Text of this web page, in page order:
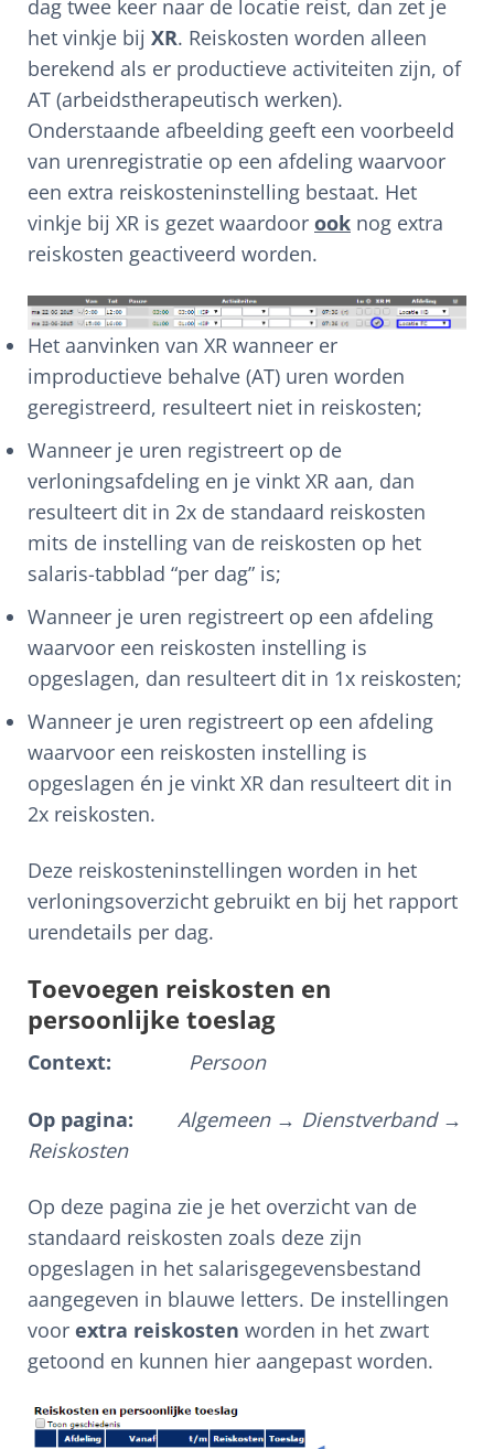
dag twee keer naar de locatie reist, dan zet je
het vinkje bij XR. Reiskosten worden alleen
berekend als er productieve activiteiten zijn, of
AT (arbeidstherapeutisch werken).
Onderstaande afbeelding geeft een voorbeeld
van urenregistratie op een afdeling waarvoor
een extra reiskosteninstelling bestaat. Het
vinkje bij XR is gezet waardoor ook nog extra
reiskosten geactiveerd worden.
Het aanvinken van XR wanneer er
improductieve behalve (AT) uren worden
geregistreerd, resulteert niet in reiskosten;
Wanneer je uren registreert op de
verloningsafdeling en je vinkt XR aan, dan
resulteert dit in 2x de standaard reiskosten
mits de instelling van de reiskosten op het
salaris-tabblad “per dag” is;
Wanneer je uren registreert op een afdeling
waarvoor een reiskosten instelling is
opgeslagen, dan resulteert dit in 1x reiskosten;
Wanneer je uren registreert op een afdeling
waarvoor een reiskosten instelling is
opgeslagen én je vinkt XR dan resulteert dit in
2x reiskosten.
Deze reiskosteninstellingen worden in het
verloningsoverzicht gebruikt en bij het rapport
urendetails per dag.
Toevoegen reiskosten en
persoonlijke toeslag
Context: Persoon
Op pagina:
Algemeen → Dienstverband →
Reiskosten
Op deze pagina zie je het overzicht van de
standaard reiskosten zoals deze zijn
opgeslagen in het salarisgegevensbestand
aangegeven in blauwe letters. De instellingen
voor extra reiskosten worden in het zwart
getoond en kunnen hier aangepast worden.